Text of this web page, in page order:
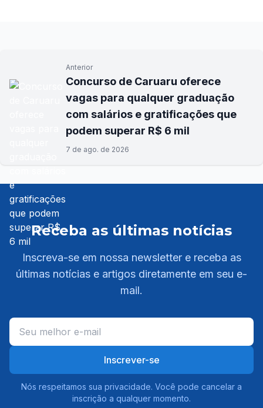
Anterior
Concurso de Caruaru oferece
vagas para qualquer graduação
com salários e gratificações que
podem superar R$ 6 mil
7 de ago. de 2026
Receba as últimas notícias
Inscreva-se em nossa newsletter e receba as
últimas notícias e artigos diretamente em seu e-
mail.
Inscrever-se
Nós respeitamos sua privacidade. Você pode cancelar a
inscrição a qualquer momento.